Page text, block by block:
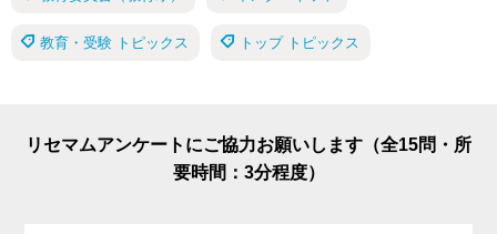
教育・受験 トピックス トップ トピックス
リセマムアンケートにご協力お願いします（全15問・所
要時間：3分程度）